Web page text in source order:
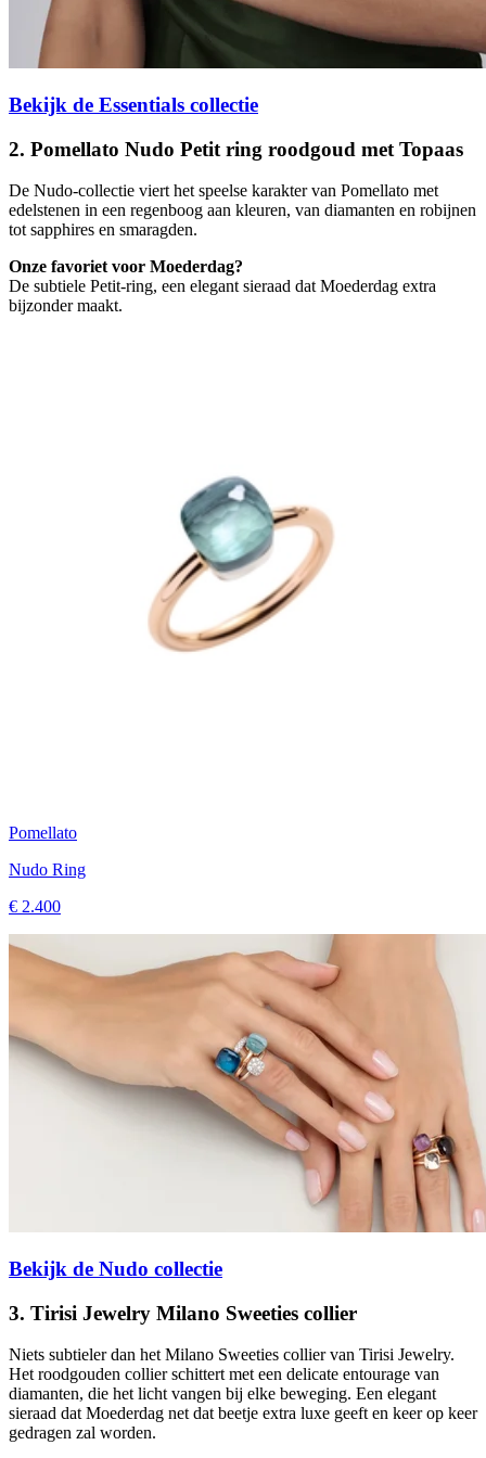
Bekijk de Essentials collectie
2. Pomellato Nudo Petit ring roodgoud met Topaas
De Nudo-collectie viert het speelse karakter van Pomellato met
edelstenen in een regenboog aan kleuren, van diamanten en robijnen
tot sapphires en smaragden.
Onze favoriet voor Moederdag?
De subtiele Petit-ring, een elegant sieraad dat Moederdag extra
bijzonder maakt.
Pomellato
Nudo Ring
€ 2.400
Bekijk de Nudo collectie
3. Tirisi Jewelry Milano Sweeties collier
Niets subtieler dan het Milano Sweeties collier van Tirisi Jewelry.
Het roodgouden collier schittert met een delicate entourage van
diamanten, die het licht vangen bij elke beweging. Een elegant
sieraad dat Moederdag net dat beetje extra luxe geeft en keer op keer
gedragen zal worden.